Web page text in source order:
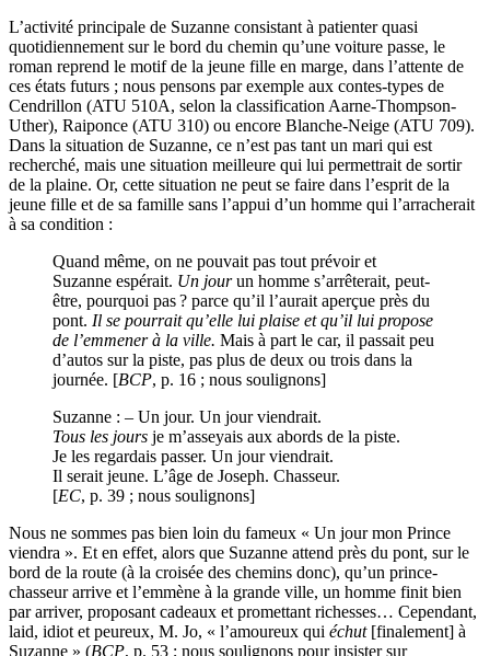
L’activité principale de Suzanne consistant à patienter quasi
quotidiennement sur le bord du chemin qu’une voiture passe, le
roman reprend le motif de la jeune fille en marge, dans l’attente de
ces états futurs ; nous pensons par exemple aux contes-types de
Cendrillon (ATU 510A, selon la classification Aarne-Thompson-
Uther), Raiponce (ATU 310) ou encore Blanche-Neige (ATU 709).
Dans la situation de Suzanne, ce n’est pas tant un mari qui est
recherché, mais une situation meilleure qui lui permettrait de sortir
de la plaine. Or, cette situation ne peut se faire dans l’esprit de la
jeune fille et de sa famille sans l’appui d’un homme qui l’arracherait
à sa condition :
Quand même, on ne pouvait pas tout prévoir et
Suzanne espérait. Un jourun homme s’arrêterait, peut-
être, pourquoi pas ? parce qu’il l’aurait aperçue près du
pont. Il se pourrait qu’elle lui plaise et qu’il lui propose
de l’emmener à la ville. Mais à part le car, il passait peu
d’autos sur la piste, pas plus de deux ou trois dans la
journée. [BCP, p. 16 ; nous soulignons]
Suzanne : – Un jour. Un jour viendrait.
Tous les jours je m’asseyais aux abords de la piste.
Je les regardais passer. Un jour viendrait.
Il serait jeune. L’âge de Joseph. Chasseur.
[EC, p. 39 ; nous soulignons]
Nous ne sommes pas bien loin du fameux « Un jour mon Prince
viendra ». Et en effet, alors que Suzanne attend près du pont, sur le
bord de la route (à la croisée des chemins donc), qu’un prince-
chasseur arrive et l’emmène à la grande ville, un homme finit bien
par arriver, proposant cadeaux et promettant richesses… Cependant,
laid, idiot et peureux, M. Jo, « l’amoureux qui échut[finalement] à
Suzanne » (BCP, p. 53 ; nous soulignons pour insister sur